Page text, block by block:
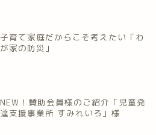
子育て家庭だからこそ考えたい「わ
が家の防災」
NEW！賛助会員様のご紹介「児童発
達支援事業所 すみれいろ」様